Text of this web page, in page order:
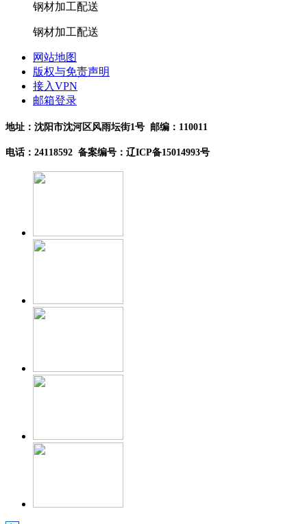
钢材加工配送
钢材加工配送
网站地图
版权与免责声明
接入VPN
邮箱登录
地址：沈阳市沈河区风雨坛街1号 邮编：110011
电话：24118592 备案编号：辽ICP备15014993号